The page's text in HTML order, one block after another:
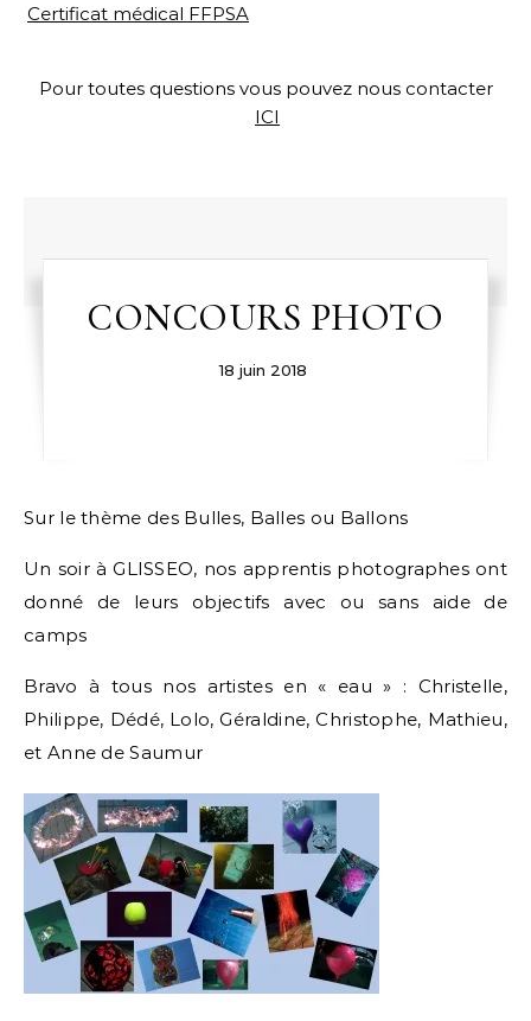
Certificat médical FFPSA
Pour toutes questions vous pouvez nous contacter
ICI
CONCOURS PHOTO
18 juin 2018
Sur le thème des Bulles, Balles ou Ballons
Un soir à GLISSEO, nos apprentis photographes ont
donné de leurs objectifs avec ou sans aide de
camps
Bravo à tous nos artistes en « eau » : Christelle,
Philippe, Dédé, Lolo, Géraldine, Christophe, Mathieu,
et Anne de Saumur